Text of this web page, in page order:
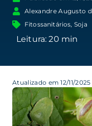
Alexandre Augusto
Fitossanitários,Soja
Atualizado em 12/11/2025